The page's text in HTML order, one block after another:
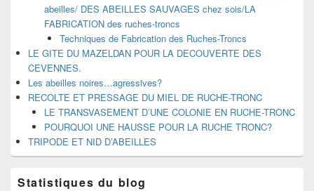
abeilles/ DES ABEILLES SAUVAGES chez sois/LA
FABRICATION des ruches-troncs
Techniques de Fabrication des Ruches-Troncs
LE GITE DU MAZELDAN POUR LA DECOUVERTE DES
CEVENNES.
Les abeilles noires…agressives?
RECOLTE ET PRESSAGE DU MIEL DE RUCHE-TRONC
LE TRANSVASEMENT D’UNE COLONIE EN RUCHE-TRONC
POURQUOI UNE HAUSSE POUR LA RUCHE TRONC?
TRIPODE ET NID D’ABEILLES
Statistiques du blog